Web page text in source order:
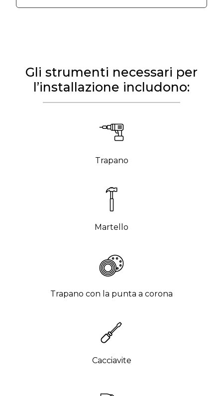
Gli strumenti necessari per
l’installazione includono:
Trapano
Martello
Trapano con la punta a corona
Cacciavite